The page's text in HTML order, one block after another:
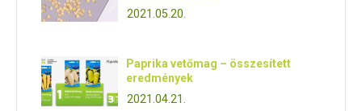
2021.05.20.
Paprika vetőmag – összesített
eredmények
2021.04.21.